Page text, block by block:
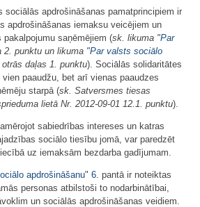
sociālās apdrošināšanas pamatprincipiem ir
apdrošināšanas iemaksu veicējiem un
saņēmējiem (sk. likuma "Par
2. punktu un likuma "Par valsts sociālo
otrās daļas 1. punktu). Sociālās solidaritātes
paaudžu, bet arī vienas paaudzes
starpā (sk. Satversmes tiesas
lietā Nr. 2012-09-01 12.1. punktu).
sabiedrības intereses un katras
sociālo tiesību jomā, var paredzēt
uz iemaksām bezdarba gadījumam.
apdrošināšanu" 6. pantā ir noteiktas
personas atbilstoši to nodarbinātībai,
un sociālās apdrošināšanas veidiem.